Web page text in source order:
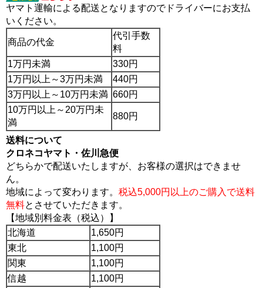
ヤマト運輸による配送となりますのでドライバーにお支払
いください。
商品の代金
代引手数
料
1万円未満
330円
1万円以上～3万円未満
440円
3万円以上～10万円未満 660円
10万円以上～20万円未
満
880円
送料について
クロネコヤマト・佐川急便
どちらかで配送いたしますが、お客様の選択はできませ
ん。
地域によって変わります。 税込5,000円以上のご購入で送料
無料とさせていただきます。
【地域別料金表（税込）】
北海道
1,650円
東北
1,100円
関東
1,100円
信越
1,100円